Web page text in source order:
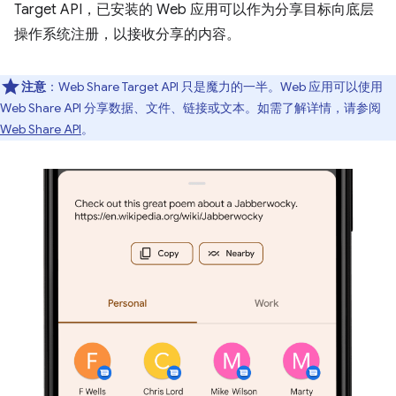
Target API，已安装的 Web 应用可以作为分享目标向底层
操作系统注册，以接收分享的内容。
注意 ：Web Share Target API 只是魔力的一半。Web 应用可以使用
Web Share API 分享数据、文件、链接或文本。如需了解详情，请参阅
Web Share API。